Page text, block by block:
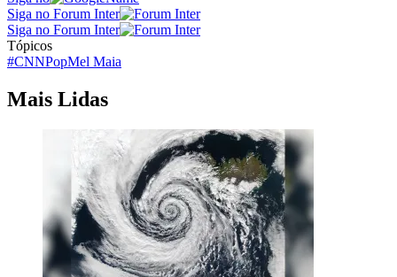
Siga no Forum Inter
Siga no Forum Inter
Tópicos
#CNNPopMel Maia
Mais Lidas